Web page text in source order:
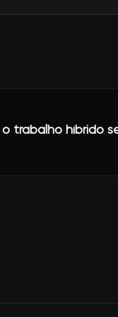
trabalho híbrido